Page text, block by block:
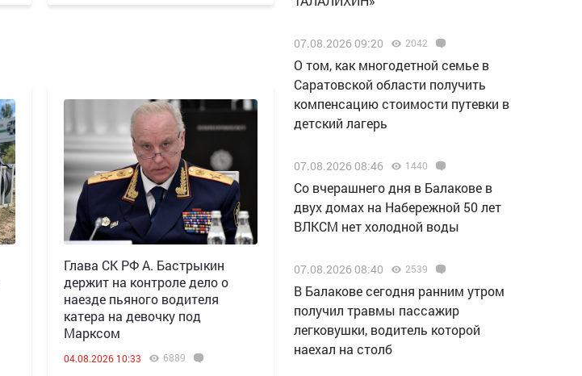
Глава СК РФ А. Бастрыкин
держит на контроле дело о
наезде пьяного водителя
катера на девочку под
Марксом
04.08.2026 10:33 6889
07.08.2026 09:20 2042
О том, как многодетной семье в
Саратовской области получить
компенсацию стоимости путевки в
детский лагерь
07.08.2026 08:46 1440
Со вчерашнего дня в Балакове в
двух домах на Набережной 50 лет
ВЛКСМ нет холодной воды
07.08.2026 08:40 2539
В Балакове сегодня ранним утром
получил травмы пассажир
легковушки, водитель которой
наехал на столб